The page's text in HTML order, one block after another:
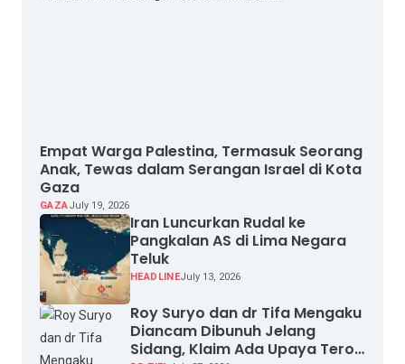
Empat Warga Palestina, Termasuk Seorang
Anak, Tewas dalam Serangan Israel di Kota
Gaza
GAZAJuly 19, 2026
Iran Luncurkan Rudal ke
Pangkalan AS di Lima Negara
Teluk
HEADLINEJuly 13, 2026
Roy Suryo dan dr Tifa Mengaku
Diancam Dibunuh Jelang
Sidang, Klaim Ada Upaya Teror